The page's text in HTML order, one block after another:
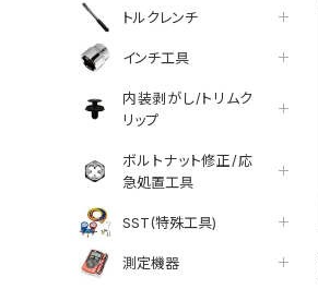
トルクレンチ
インチ工具
内装剥がし/トリムク
リップ
ボルトナット修正/応
急処置工具
SST(特殊工具)
測定機器